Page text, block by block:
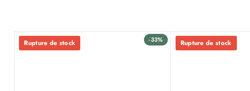
-33%
Rupture de stock Rupture de stock